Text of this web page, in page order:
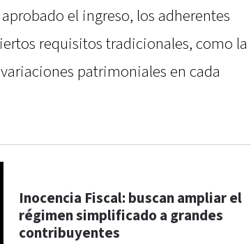
el ingreso, los adherentes
requisitos tradicionales, como la
patrimoniales en cada
Inocencia Fiscal: buscan ampliar el
régimen simplificado a grandes
contribuyentes